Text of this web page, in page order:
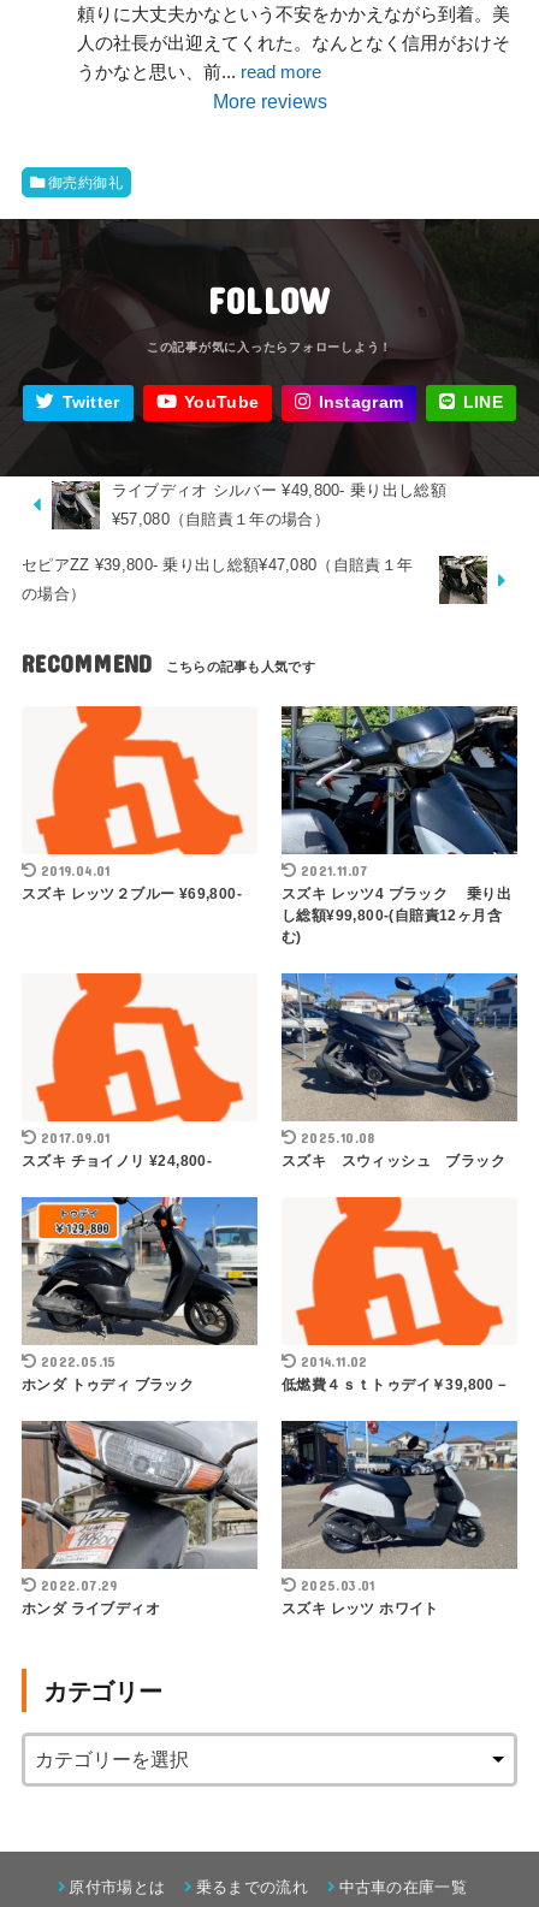
頼りに大丈夫かなという不安をかかえながら到着。美
人の社長が出迎えてくれた。なんとなく信用がおけそ
うかなと思い、前... read more
More reviews
御売約御礼
FOLLOW
Twitter YouTube Instagram LINE
ライブディオ シルバー ¥49,800- 乗り出し総額
¥57,080（自賠責１年の場合）
セピアZZ ¥39,800- 乗り出し総額¥47,080（自賠責１年
の場合）
RECOMMEND
2019.04.01
スズキ レッツ２ブルー ¥69,800-
2021.11.07
スズキ レッツ4 ブラック 乗り出
し総額¥99,800-(自賠責12ヶ月含
む)
2017.09.01
スズキ チョイノリ ¥24,800-
2025.10.08
スズキ スウィッシュ ブラック
2022.05.15
ホンダ トゥディ ブラック
2014.11.02
低燃費４ｓｔトゥデイ￥39,800－
2022.07.29
ホンダ ライブディオ
2025.03.01
スズキ レッツ ホワイト
カテゴリー
原付市場とは 乗るまでの流れ 中古車の在庫一覧